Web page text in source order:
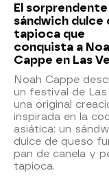
El sorprendente
sándwich dulce
tapioca que
conquista a
Cappe en Las
Noah Cappe
un festival de Las
una original
inspirada en la
asiática: un
dulce de queso
pan de canela y
tapioca.